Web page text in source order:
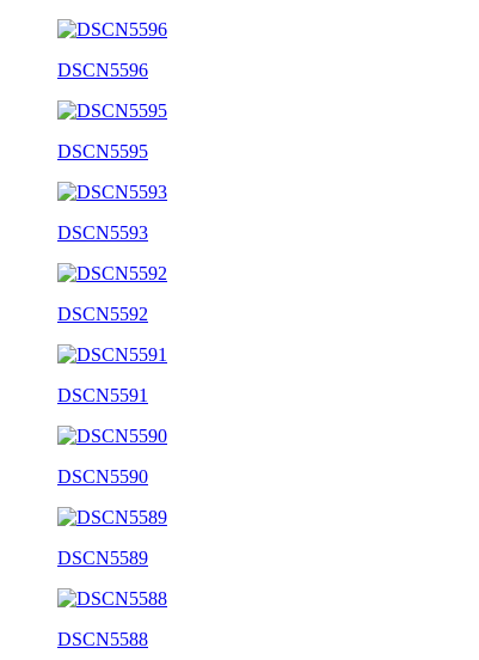
DSCN5596
DSCN5595
DSCN5593
DSCN5592
DSCN5591
DSCN5590
DSCN5589
DSCN5588